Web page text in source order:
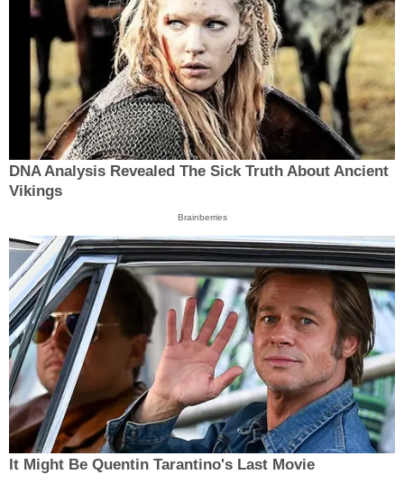
DNA Analysis Revealed The Sick Truth About Ancient
Vikings
Brainberries
It Might Be Quentin Tarantino's Last Movie